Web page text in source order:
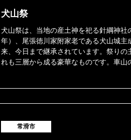
犬山祭
犬山祭は、当地の産土神を祀る針綱神
年）、尾張徳川家附家老である犬山城
来、今日まで継承されています。祭り
れも三層から成る豪華なものです。車山
常滑市